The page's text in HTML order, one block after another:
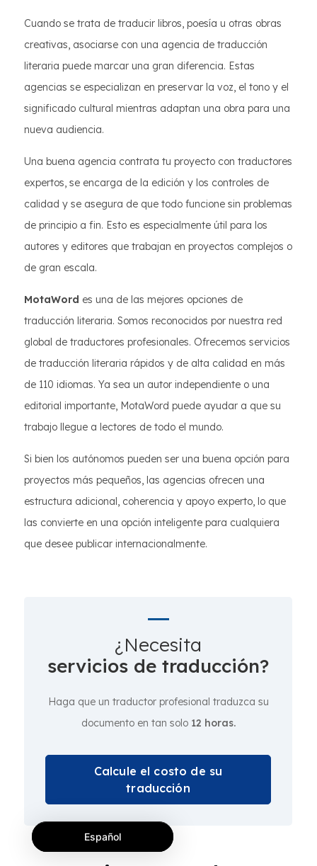
Cuando se trata de traducir libros, poesía u otras obras
creativas, asociarse con una agencia de traducción
literaria puede marcar una gran diferencia. Estas
agencias se especializan en preservar la voz, el tono y el
significado cultural mientras adaptan una obra para una
nueva audiencia.
Una buena agencia contrata tu proyecto con traductores
expertos, se encarga de la edición y los controles de
calidad y se asegura de que todo funcione sin problemas
de principio a fin. Esto es especialmente útil para los
autores y editores que trabajan en proyectos complejos o
de gran escala.
MotaWord es una de las mejores opciones de
traducción literaria. Somos reconocidos por nuestra red
global de traductores profesionales. Ofrecemos servicios
de traducción literaria rápidos y de alta calidad en más
de 110 idiomas. Ya sea un autor independiente o una
editorial importante, MotaWord puede ayudar a que su
trabajo llegue a lectores de todo el mundo.
Si bien los autónomos pueden ser una buena opción para
proyectos más pequeños, las agencias ofrecen una
estructura adicional, coherencia y apoyo experto, lo que
las convierte en una opción inteligente para cualquiera
que desee publicar internacionalmente.
¿Necesita
servicios de traducción?
Haga que un traductor profesional traduzca su
documento en tan solo 12 horas.
Calcule el costo de su
traducción
Español